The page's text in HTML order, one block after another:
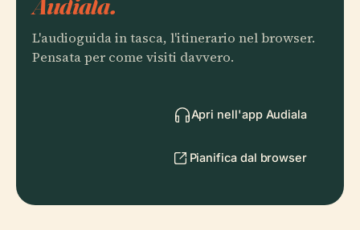
L'audioguida in tasca, l'itinerario nel browser.
Pensata per come visiti davvero.
Apri nell'app Audiala
Pianifica dal browser